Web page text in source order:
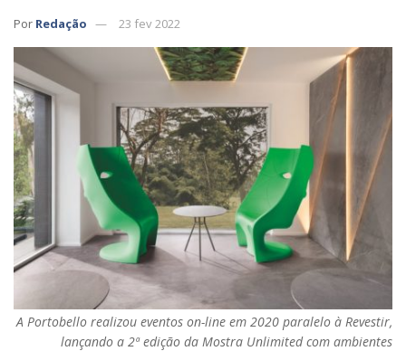
Por Redação 23 fev 2022
A Portobello realizou eventos on-line em 2020 paralelo à Revestir,
lançando a 2ª edição da Mostra Unlimited com ambientes